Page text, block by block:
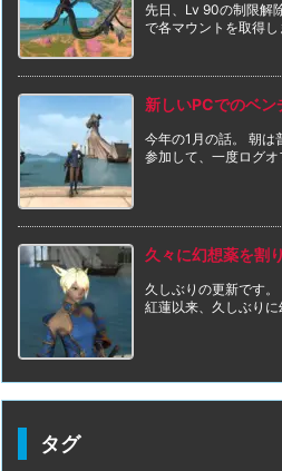
先日、Lv 90の制限解
で各マウントを取得し
新しいPCでのベ
今年の1月の話。 朝は
参加して、一度ログオ
久々に幻想薬を割
久しぶりの更新です
紅蓮以来、久しぶりに
タグ